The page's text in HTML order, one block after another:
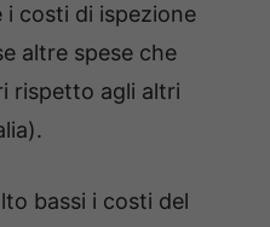
costi di ispezione
altre spese che
rispetto agli altri
bassi i costi del